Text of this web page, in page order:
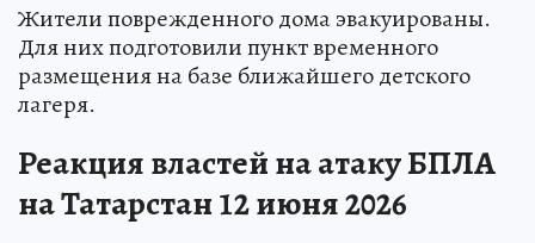
Жители поврежденного дома эвакуированы.
Для них подготовили пункт временного
размещения на базе ближайшего детского
лагеря.
Реакция властей на атаку БПЛА
на Татарстан 12 июня 2026